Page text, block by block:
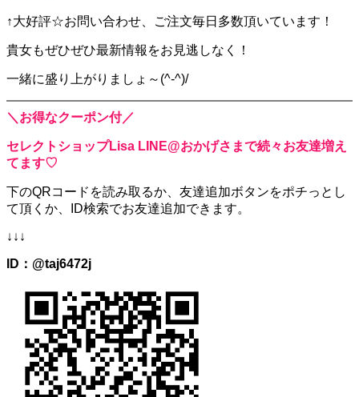
↑大好評☆お問い合わせ、ご注文毎日多数頂いています！
貴女もぜひぜひ最新情報をお見逃しなく！
一緒に盛り上がりましょ～(^-^)/
＼お得なクーポン付／
セレクトショップLisa LINE@おかげさまで続々お友達増え
てます♡
下のQRコードを読み取るか、 友達追加ボタンをポチっとし
て頂くか、
ID検索でお友達追加できます。
↓↓↓
ID：@taj6472j